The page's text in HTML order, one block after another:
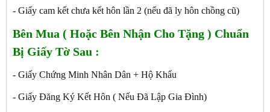
- Giấy cam kết chưa kết hôn lần 2 (nếu đã ly hôn chồng cũ)
Bên Mua ( Hoặc Bên Nhận Cho Tặng ) Chuẩn
Bị Giấy Tờ Sau :
- Giấy Chứng Minh Nhân Dân + Hộ Khẩu
- Giấy Đăng Ký Kết Hôn ( Nếu Đã Lập Gia Đình)